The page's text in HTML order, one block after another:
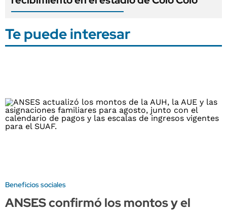
Te puede interesar
Beneficios sociales
ANSES confirmó los montos y el